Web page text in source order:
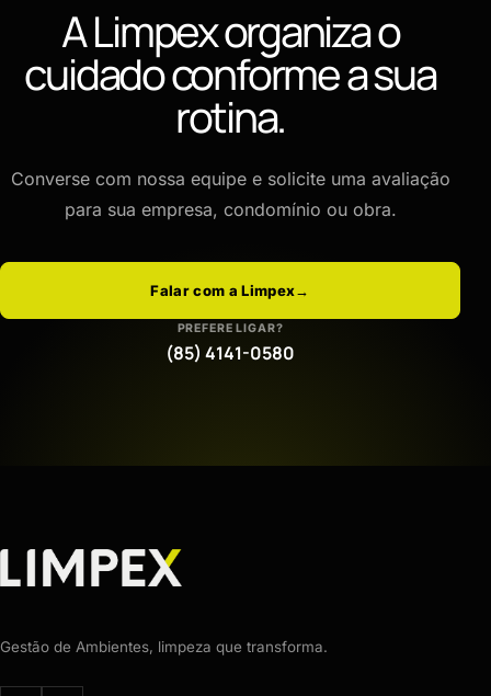
A Limpex organiza o
cuidado conforme a sua
rotina.
Converse com nossa equipe e solicite uma avaliação
para sua empresa, condomínio ou obra.
Falar com a Limpex→
PREFERE LIGAR?
(85) 4141-0580
Gestão de Ambientes, limpeza que transforma.